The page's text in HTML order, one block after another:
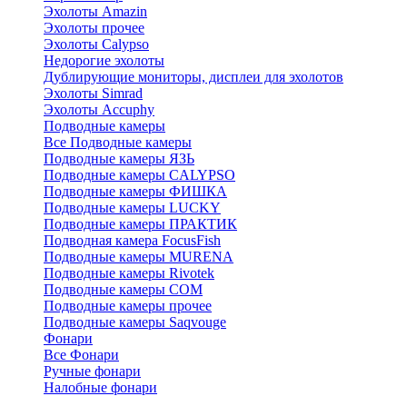
Эхолоты Amazin
Эхолоты прочее
Эхолоты Calypso
Недорогие эхолоты
Дублирующие мониторы, дисплеи для эхолотов
Эхолоты Simrad
Эхолоты Accuphy
Подводные камеры
Все Подводные камеры
Подводные камеры ЯЗЬ
Подводные камеры CALYPSO
Подводные камеры ФИШКА
Подводные камеры LUCKY
Подводные камеры ПРАКТИК
Подводная камера FocusFish
Подводные камеры MURENA
Подводные камеры Rivotek
Подводные камеры СОМ
Подводные камеры прочее
Подводные камеры Saqvouge
Фонари
Все Фонари
Ручные фонари
Налобные фонари